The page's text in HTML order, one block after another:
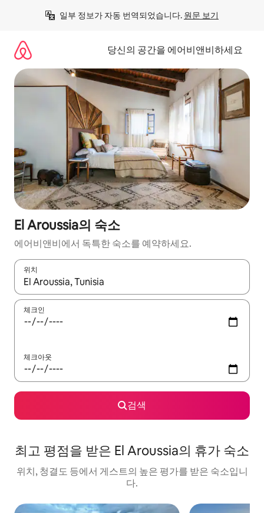
일부 정보가 자동 번역되었습니다. 원문 보기
당신의 공간을 에어비앤비하세요
El Aroussia의 숙소
에어비앤비에서 독특한 숙소를 예약하세요.
위치
결과가 나오면 위·아래 화살표 키를 사용하거나 터치 또는 스와이
체크인
체크아웃
검색
최고 평점을 받은 El Aroussia의 휴가 숙소
위치, 청결도 등에서 게스트의 높은 평가를 받은 숙소입니
다.